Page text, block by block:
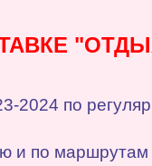
2024 по
и по